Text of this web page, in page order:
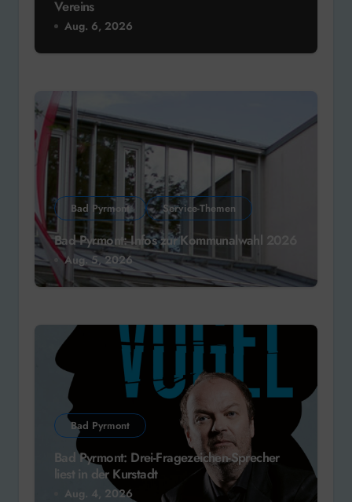
Vereins
Aug. 6, 2026
Bad Pyrmont Service-Themen
Bad Pyrmont: Infos zur Kommunalwahl 2026
Aug. 5, 2026
Bad Pyrmont
Bad Pyrmont: Drei-Fragezeichen-Sprecher
liest in der Kurstadt
Aug. 4, 2026